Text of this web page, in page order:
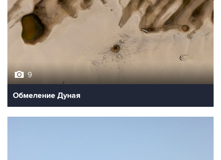
9
Обмеление Дуная